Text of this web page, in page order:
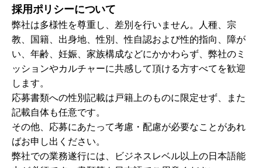
採用ポリシーについて
弊社は多様性を尊重し、差別を行いません。人種、宗
教、国籍、出身地、性別、性自認および性的指向、障が
い、年齢、妊娠、家族構成などにかかわらず、弊社のミ
ッションやカルチャーに共感して頂ける方すべてを歓迎
します。
応募書類への性別記載は戸籍上のものに限定せず、また
記載自体も任意です。
その他、応募にあたって考慮・配慮が必要なことがあれ
ばお申し出ください。
弊社での業務遂行には、ビジネスレベル以上の日本語能